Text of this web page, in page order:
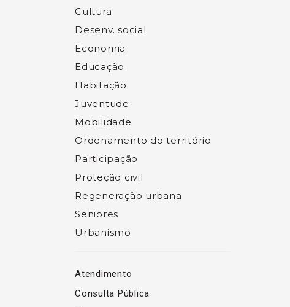
Cultura
Desenv. social
Economia
Educação
Habitação
Juventude
Mobilidade
Ordenamento do território
Participação
Proteção civil
Regeneração urbana
Seniores
Urbanismo
Atendimento
Consulta Pública